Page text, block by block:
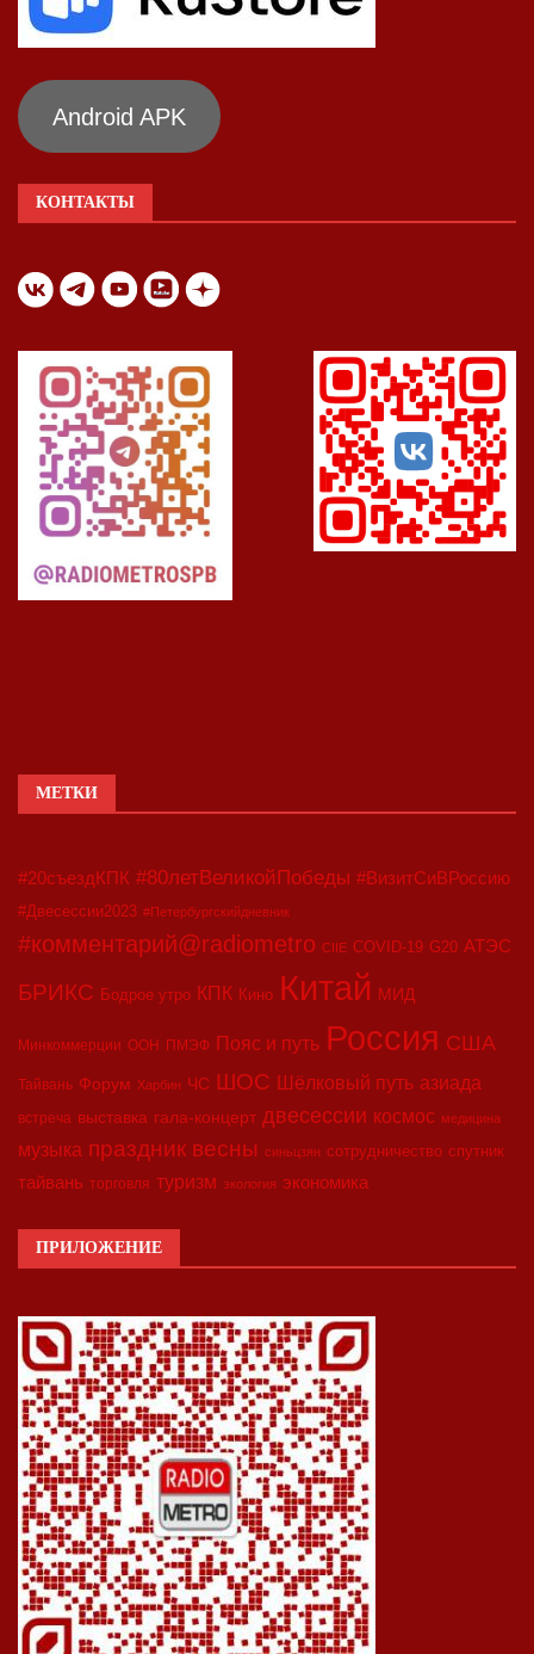
Android APK
КОНТАКТЫ
МЕТКИ
#20съездКПК #80летВеликойПобеды #ВизитСиВРоссию
#Двесессии2023 #Петербургскийдневник
#комментарий@radiometro CIIE COVID-19 G20 АТЭС
БРИКС Бодрое утро КПК Кино Китай МИД
Минкоммерции ООН ПМЭФ Пояс и путь Россия США
Тайвань Форум Харбин ЧС ШОС Шёлковый путь азиада
встреча выставка гала-концерт двесессии космос медицина
музыка праздник весны синьцзян сотрудничество спутник
тайвань торговля туризм экология экономика
ПРИЛОЖЕНИЕ